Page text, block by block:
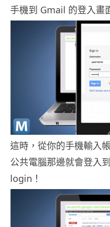
手機到 Gmail 的登入畫
這時，從你的手機輸入
公共電腦那邊就會登入
login！